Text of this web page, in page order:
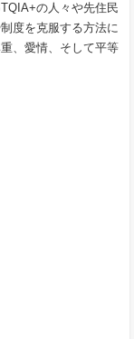
の人々や先住民
度を克服する方法に
、愛情、そして平等